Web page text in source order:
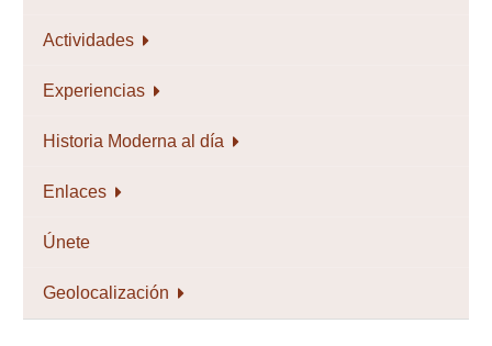
Actividades
Experiencias
Historia Moderna al día
Enlaces
Únete
Geolocalización